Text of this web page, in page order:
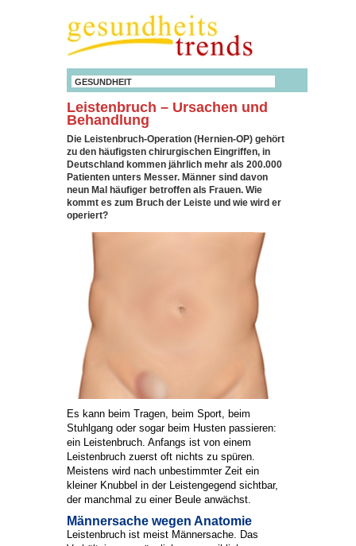
GESUNDHEIT
Leistenbruch – Ursachen und
Behandlung
Die Leistenbruch-Operation (Hernien-OP) gehört
zu den häufigsten chirurgischen Eingriffen, in
Deutschland kommen jährlich mehr als 200.000
Patienten unters Messer. Männer sind davon
neun Mal häufiger betroffen als Frauen. Wie
kommt es zum Bruch der Leiste und wie wird er
operiert?
Es kann beim Tragen, beim Sport, beim
Stuhlgang oder sogar beim Husten passieren:
ein Leistenbruch. Anfangs ist von einem
Leistenbruch zuerst oft nichts zu spüren.
Meistens wird nach unbestimmter Zeit ein
kleiner Knubbel in der Leistengegend sichtbar,
der manchmal zu einer Beule anwächst.
Männersache wegen Anatomie
Leistenbruch ist meist Männersache. Das